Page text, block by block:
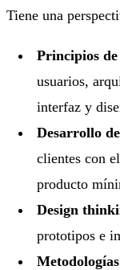
Tiene una
Principios
usuarios,
interfaz y
Desarrollo
clientes con
producto
Design
prototipos e